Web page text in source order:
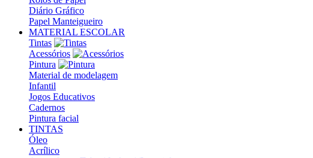
Diário Gráfico
Papel Manteigueiro
MATERIAL ESCOLAR
Tintas
Acessórios
Pintura
Material de modelagem
Infantil
Jogos Educativos
Cadernos
Pintura facial
TINTAS
Óleo
Acrílico